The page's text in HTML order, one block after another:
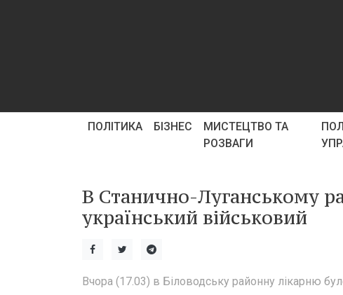
ПОЛІТИКА БІЗНЕС
МИСТЕЦТВО ТА
РОЗВАГИ
В Станично-Луганському
український військовий
Вчора (17.03) в Біловодську районну лікарню